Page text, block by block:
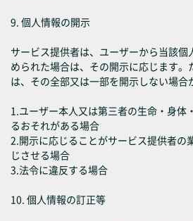
9. 個人情報の開示
サービス提供者は、ユーザーから当該
められた場合は、その開示に応じます。
は、その全部又は一部を開示しない場合
1.ユーザー本人又は第三者の生命・身体
るおそれがある場合
2.開示に応じることがサービス提供者の
じさせる場合
3.法令に違反する場合
10. 個人情報の訂正等